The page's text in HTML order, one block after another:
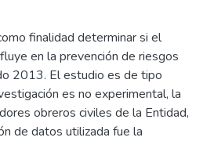
finalidad determinar si el
en la prevención de riesgos
2013. El estudio es de tipo
es no experimental, la
obreros civiles de la Entidad,
de datos utilizada fue la